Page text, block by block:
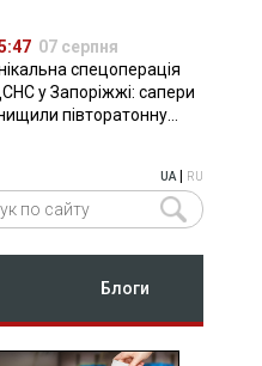
07 серпня
спецоперація
у Запоріжжі: сапери
півторатонну
UA| RU
Блоги